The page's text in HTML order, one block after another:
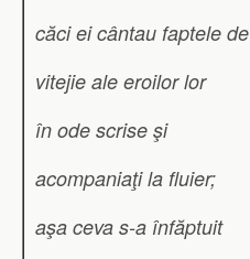
căci ei cântau faptele de
vitejie ale eroilor lor
în ode scrise şi
acompaniaţi la fluier;
aşa ceva s-a înfăptuit